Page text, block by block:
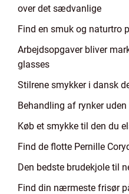
over det sædvanlige
Find en smuk og naturtro
Arbejdsopgaver bliver
glasses
Stilrene smykker i dansk
Behandling af rynker uden
Køb et smykke til den du
Find de flotte Pernille
Den bedste brudekjole til
Find din nærmeste frisør